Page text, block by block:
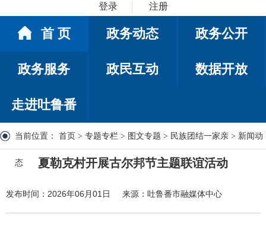
登录 注册
首 页 政务动态 政务公开
政务服务 政民互动 数据开放
走进吐鲁番
当前位置： 首页 > 专题专栏 > 图文专题 > 民族团结一家亲 > 新闻动
态 夏勒克村开展古尔邦节主题联谊活动
发布时间：2026年06月01日 来源：吐鲁番市融媒体中心